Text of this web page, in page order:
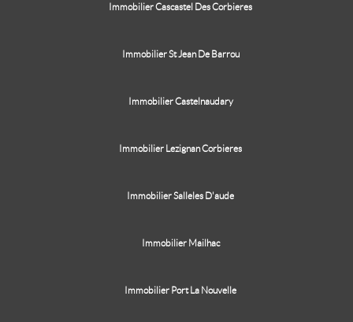
Immobilier Cascastel Des Corbieres
Immobilier St Jean De Barrou
Immobilier Castelnaudary
Immobilier Lezignan Corbieres
Immobilier Salleles D'aude
Immobilier Mailhac
Immobilier Port La Nouvelle